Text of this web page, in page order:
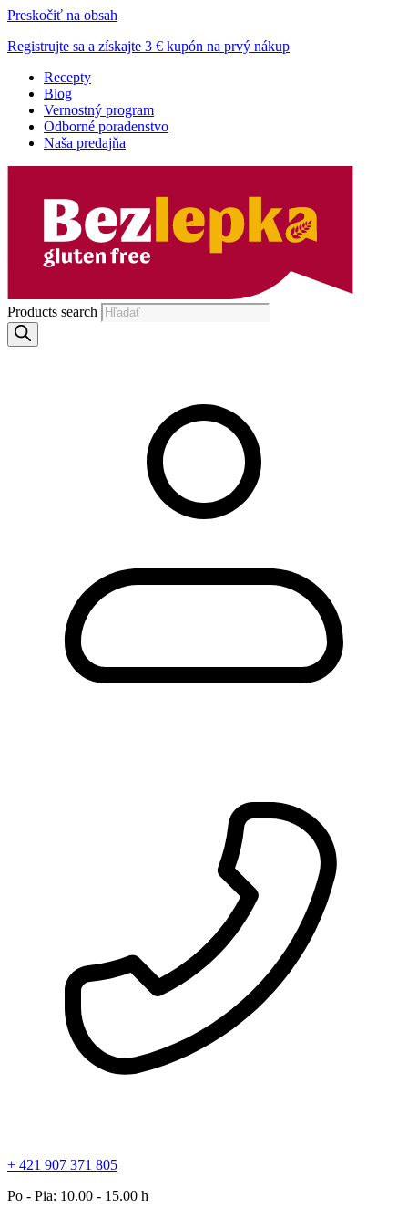
Preskočiť na obsah
Registrujte sa a získajte 3 € kupón na prvý nákup
Recepty
Blog
Vernostný program
Odborné poradenstvo
Naša predajňa
Products search
+ 421 907 371 805
Po - Pia: 10.00 - 15.00 h